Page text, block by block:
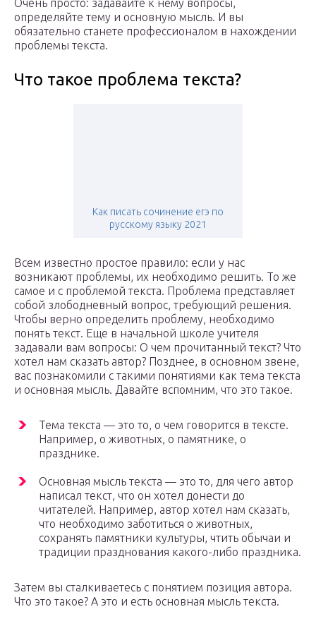
Очень просто: задавайте к нему вопросы,
определяйте тему и основную мысль. И вы
обязательно станете профессионалом в нахождении
проблемы текста.
Что такое проблема текста?
Как писать сочинение егэ по
русскому языку 2021
Всем известно простое правило: если у нас
возникают проблемы, их необходимо решить. То же
самое и с проблемой текста. Проблема представляет
собой злободневный вопрос, требующий решения.
Чтобы верно определить проблему, необходимо
понять текст. Еще в начальной школе учителя
задавали вам вопросы: О чем прочитанный текст? Что
хотел нам сказать автор? Позднее, в основном звене,
вас познакомили с такими понятиями как тема текста
и основная мысль. Давайте вспомним, что это такое.
Тема текста — это то, о чем говорится в тексте.
Например, о животных, о памятнике, о
празднике.
Основная мысль текста — это то, для чего автор
написал текст, что он хотел донести до
читателей. Например, автор хотел нам сказать,
что необходимо заботиться о животных,
сохранять памятники культуры, чтить обычаи и
традиции празднования какого-либо праздника.
Затем вы сталкиваетесь с понятием позиция автора.
Что это такое? А это и есть основная мысль текста.